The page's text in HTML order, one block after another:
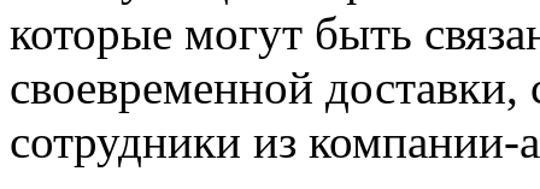
которые могут быть
своевременной доставки,
сотрудники из компании-